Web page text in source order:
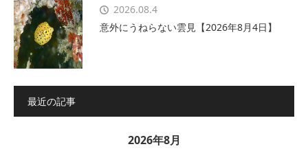
2026.08.4
意外にうねらない雲見【2026年8月4日】
最近の記事
2026年8月